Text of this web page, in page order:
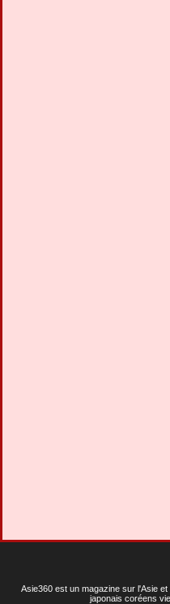
Asie360 est un magazine sur l'Asie
japonais coréens